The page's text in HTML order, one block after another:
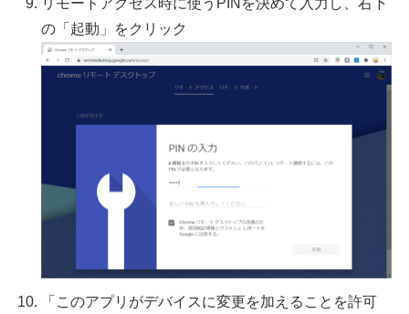
の「起動」をクリック
「このアプリがデバイスに変更を加えることを許可